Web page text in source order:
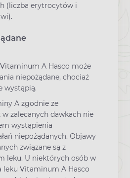
(liczba erytrocytów i
A Hasco może
niepożądane, chociaż
wystąpią.
A zgodnie ze
zalecanych dawkach nie
wystąpienia
niepożądanych. Objawy
związane są z
leku. U niektórych osób w
leku Vitaminum A Hasco